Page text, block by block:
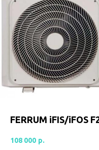
FERRUM iFIS/iFOS
108 000 р.